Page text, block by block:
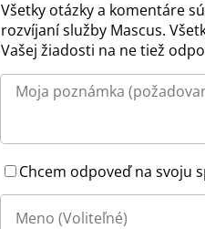
Všetky otázky a komentáre
rozvíjaní služby Mascus.
Vašej žiadosti na ne tiež
Chcem odpoveď na svoju